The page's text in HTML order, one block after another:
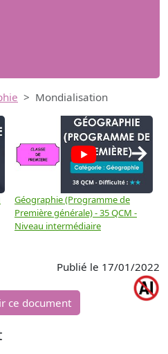
Mondialisation
Géographie (Programme de
Première générale) - 35 QCM -
Niveau intermédiaire
→
Publié le 17/01/2022
ce document